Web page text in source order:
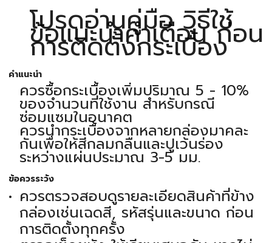
โปรดอ่านคู่มือ วิธีใช้
ข้อแนะนำคำเตือน ก่อน
การติดตั้งกระเบื้อง
คำแนะนำ
ควรซื้อกระเบื้องเพิ่มปริมาณ 5 - 10%
ของจำนวนที่ใช้งาน สำหรับกรณี
ซ่อมแซมในอนาคต
ควรนำกระเบื้องจากหลายกล่องมาคละ
กันเพื่อให้สีกลมกลืนและปูเว้นร่อง
ระหว่างแผ่นประมาณ 3-5 มม.
ข้อควรระวัง
ควรตรวจสอบดูรายละเอียดสินค้าที่ข้าง
กล่องเช่นเฉดสี, รหัสรุ่นและขนาด ก่อน
การติดตั้งทุกครั้ง